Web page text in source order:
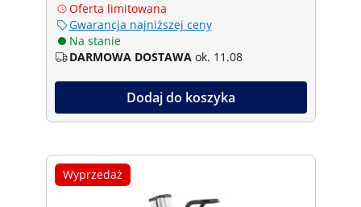
Oferta limitowana
Gwarancja najniższej ceny
Na stanie
DARMOWA DOSTAWA ok. 11.08
Dodaj do koszyka
Wyprzedaż